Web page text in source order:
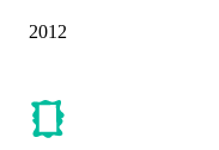
2012